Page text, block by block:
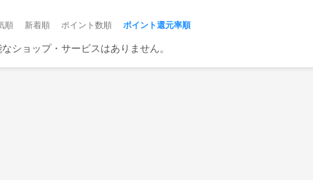
順 新着順 ポイント数順 ポイント還元率順
ショップ・サービスはありません。